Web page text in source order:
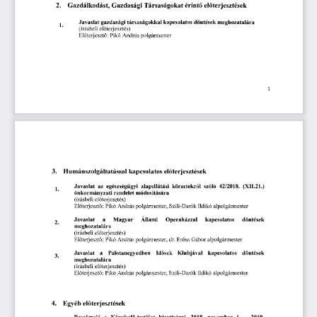
2. Gazdálkodást, Gazdasági Társaságokat érintő előterjesztések
Javaslat gazdasági társaságokkal kapcsolatos döntések meghozatalára
(írásbeli előterjesztés)
Előterjesztő: Pikó Andras polgármester
1.
1
3. Humánszolgáltatással kapcsolatos előterjesztések
1. Javaslat az egészségügyi alapellátási körzetekről szóló 42/2018.
(XII.21.)
önkormányzati rendelet módosítására
(írásbeli előterjesztés)
Előterjesztő: Pikó András polgármester, Szili-Darók Ildikó alpolgármester
2 Javaslat a Magyar Állami Operaházzal kapcsolatos
döntések
.
meghozatalára
(írásbeli előterjesztés)
Előterjesztő: Pikó András polgármester, dr. Erőss Gábor alpolgármester
Javaslat a Palotanegyedben Idősek Klubjával kapcsolatos
döntések
meghozatalára
(írásbeli előterjesztés)
Előterjesztő: Pikó András polgárniester, Szili-Darók Ildikó alpolgármester
4. Egyéb előterjesztések
Beszámoló a Képvisel -testület bizottságai 2018. november 1. 2019.
3.